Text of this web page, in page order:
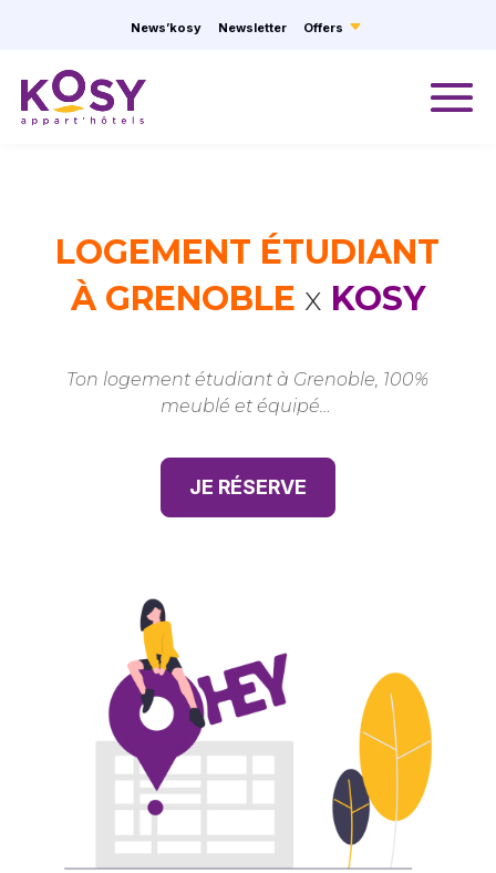
News’kosy Newsletter Offers
LOGEMENT ÉTUDIANT
À GRENOBLE x KOSY
Ton logement étudiant à Grenoble, 100%
meublé et équipé…
JE RÉSERVE